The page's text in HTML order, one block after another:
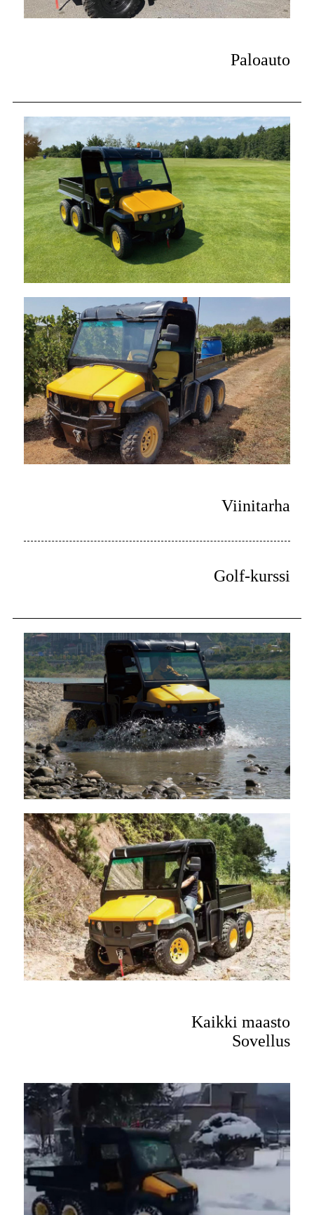
Paloauto
Viinitarha
Golf-kurssi
Kaikki maasto
Sovellus